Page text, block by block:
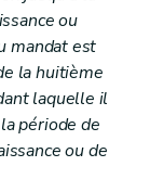
ou
mandat est
la huitième
laquelle il
période de
ou de